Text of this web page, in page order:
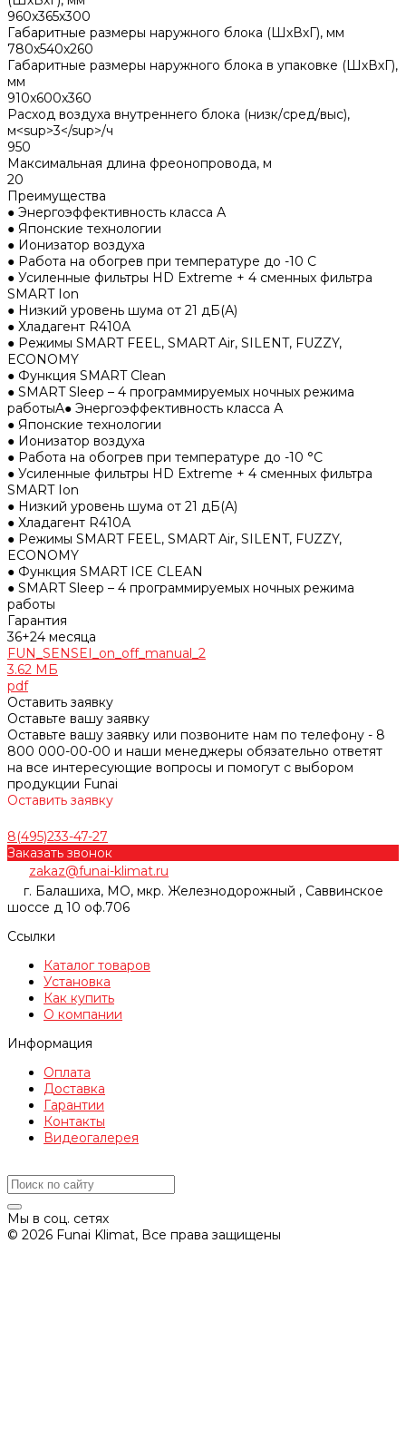
960x365x300
Габаритные размеры наружного блока (ШхВхГ), мм
780x540x260
Габаритные размеры наружного блока в упаковке (ШхВхГ),
мм
910x600x360
Расход воздуха внутреннего блока (низк/сред/выс),
м<sup>3</sup>/ч
950
Максимальная длина фреонопровода, м
20
Преимущества
● Энергоэффективность класса А
● Японские технологии
● Ионизатор воздуха
● Работа на обогрев при температуре до -10 С
● Усиленные фильтры HD Extreme + 4 сменных фильтра
SMART Ion
● Низкий уровень шума от 21 дБ(А)
● Хладагент R410А
● Режимы SMART FEEL, SMART Air, SILENT, FUZZY,
ECONOMY
● Функция SMART Clean
● SMART Sleep – 4 программируемых ночных режима
работыA● Энергоэффективность класса А
● Японские технологии
● Ионизатор воздуха
● Работа на обогрев при температуре до -10 °С
● Усиленные фильтры HD Extreme + 4 сменных фильтра
SMART Ion
● Низкий уровень шума от 21 дБ(А)
● Хладагент R410А
● Режимы SMART FEEL, SMART Air, SILENT, FUZZY,
ECONOMY
● Функция SMART ICE CLEAN
● SMART Sleep – 4 программируемых ночных режима
работы
Гарантия
36+24 месяца
FUN_SENSEI_on_off_manual_2
3.62 МБ
pdf
Оставить заявку
Оставьте вашу заявку
Оставьте вашу заявку или позвоните нам по телефону - 8
800 000-00-00 и наши менеджеры обязательно ответят
на все интересующие вопросы и помогут с выбором
продукции Funai
Оставить заявку
8(495)233-47-27
Заказать звонок
zakaz@funai-klimat.ru
г. Балашиха, МО, мкр. Железнодорожный , Саввинское
шоссе д 10 оф.706
Ссылки
Каталог товаров
Установка
Как купить
О компании
Информация
Оплата
Доставка
Гарантии
Контакты
Видеогалерея
Мы в соц. сетях
© 2026 Funai Klimat, Все права защищены